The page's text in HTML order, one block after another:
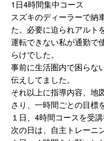
1日4時間集中コース
スズキのディーラーで納
た。必要に迫られアルト
運転できない私が通勤で
らけでした。
事前に生活圏内で困らな
伝えしてました。
それ以上に指導内容、地
さり、一時間ごとの目標
１日、4時間コースを受講
次の日は、自主トレーニ